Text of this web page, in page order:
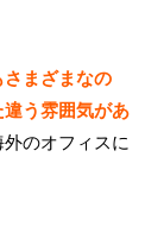
まざまなの
う雰囲気があ
のオフィスに